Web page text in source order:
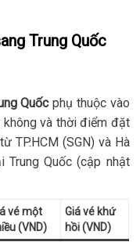
Trung Quốc
Quốcphụ thuộc vào
không và thời điểm đặt
TP.HCM (SGN) và Hà
Trung Quốc (cập nhật
vé một
(VND)
Giá vé khứ
hồi (VND)